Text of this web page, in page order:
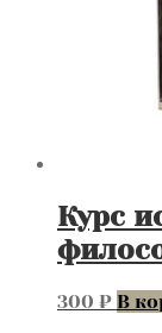
Курс
300 ₽ В